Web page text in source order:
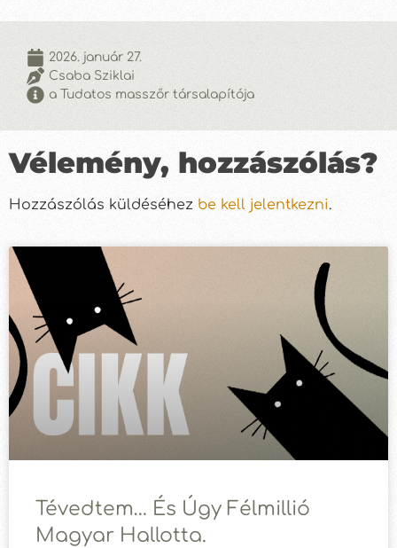
2026. január 27.
Csaba Sziklai
a Tudatos masszőr társalapítója
Vélemény, hozzászólás?
Hozzászólás küldéséhez be kell jelentkezni.
Tévedtem… És Úgy Félmillió
Magyar Hallotta.